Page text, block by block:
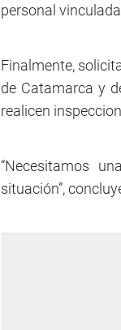
personal
Finalmente,
de Catamarca y
realicen
“Necesitamos
situación”,